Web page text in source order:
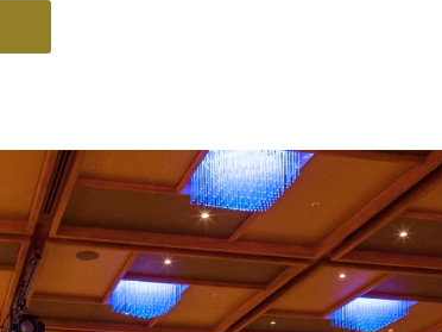
ンケットルームをご用意しております。イベントや